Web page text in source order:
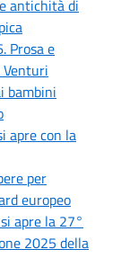
antichità di
Prosa e
bambini
apre con la
per
europeo
apre la 27°
2025 della